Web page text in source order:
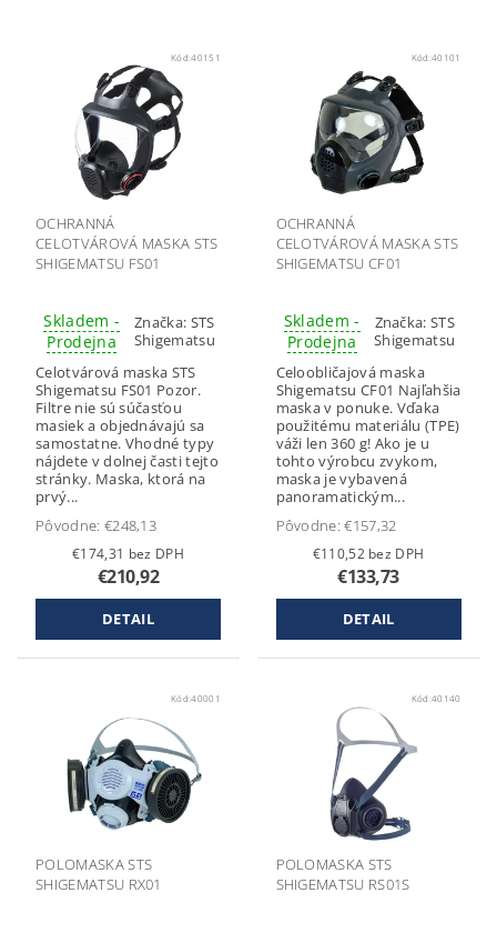
Kód:40151
OCHRANNÁ
CELOTVÁROVÁ MASKA STS
SHIGEMATSU FS01
Skladem -
Prodejna
Značka: STS
Shigematsu
Celotvárová maska STS
Shigematsu FS01 Pozor.
Filtre nie sú súčasťou
masiek a objednávajú sa
samostatne. Vhodné typy
nájdete v dolnej časti tejto
stránky. Maska, ktorá na
prvý...
Pôvodne: €248,13
€174,31 bez DPH
€210,92
DETAIL
Kód: 40101
OCHRANNÁ
CELOTVÁROVÁ MASKA STS
SHIGEMATSU CF01
Skladem -
Prodejna
Značka:STS
Shigematsu
Celoobličajová maska
Shigematsu CF01 Najľahšia
maska v ponuke. Vďaka
použitému materiálu (TPE)
váži len 360 g! Ako je u
tohto výrobcu zvykom,
maska je vybavená
panoramatickým...
Pôvodne:€157,32
€110,52 bez DPH
€133,73
DETAIL
Kód:40001
POLOMASKA STS
SHIGEMATSU RX01
Kód: 40140
POLOMASKA STS
SHIGEMATSU RS01S